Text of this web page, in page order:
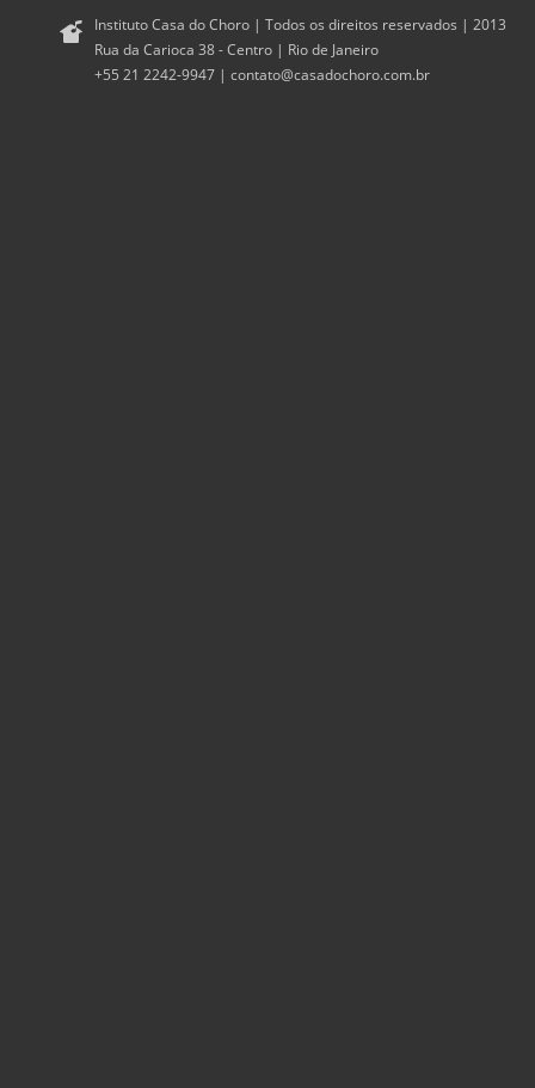
Instituto Casa do Choro | Todos os direitos reservados | 2013
Rua da Carioca 38 - Centro | Rio de Janeiro
+55 21 2242-9947 | contato@casadochoro.com.br